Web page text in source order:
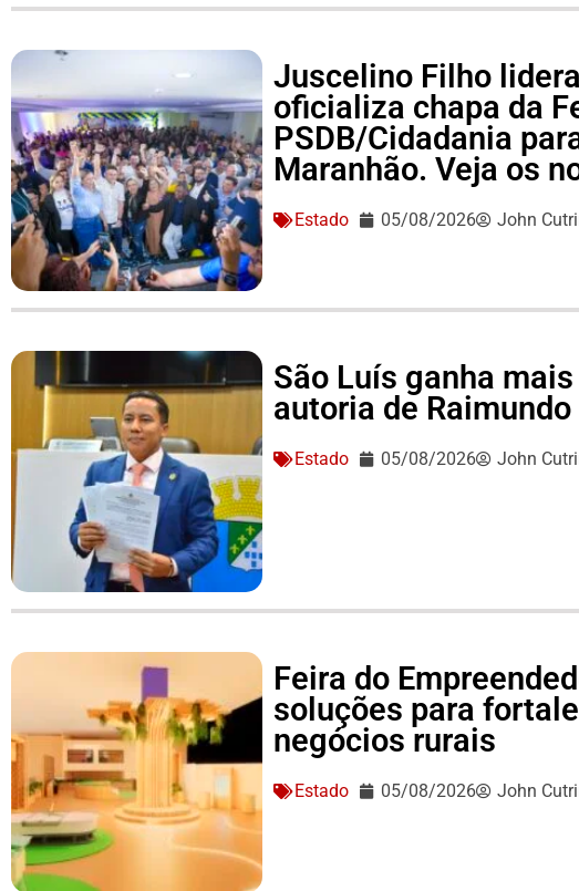
Juscelino Filho
oficializa chapa da
PSDB/Cidadania
Maranhão. Veja os
Estado 05/08/2026 John
São Luís ganha
autoria de Raimundo
Estado 05/08/2026 John
Feira do
soluções para
negócios rurais
Estado 05/08/2026 John